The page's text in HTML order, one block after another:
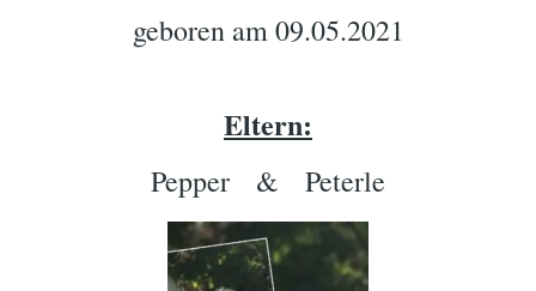
geboren am 09.05.2021
Eltern:
Pepper & Peterle